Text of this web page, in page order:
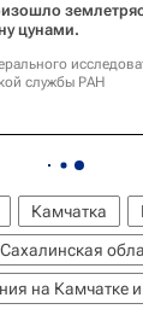
цунами.
службы РАН
Камчатка
Сахалинская